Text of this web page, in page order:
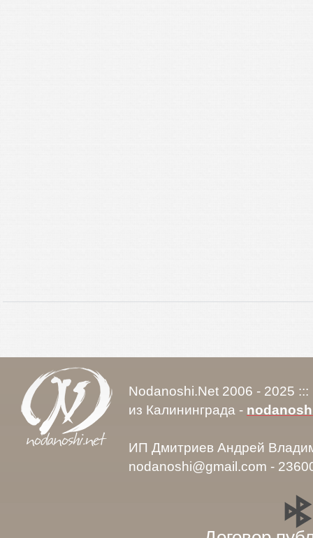
Nodanoshi.Net 2006 - 2025
из Калининграда -
ИП Дмитриев Андрей
nodanoshi@gmail.com -